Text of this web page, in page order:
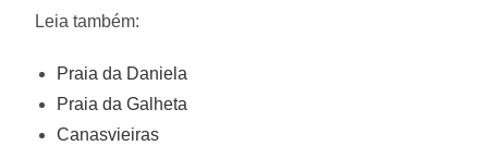
Leia também:
Praia da Daniela
Praia da Galheta
Canasvieiras